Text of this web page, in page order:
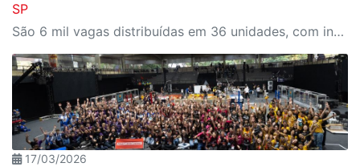
SP
São 6 mil vagas distribuídas em 36 unidades, com inscrições abertas no site do SESI-SP.
17/03/2026